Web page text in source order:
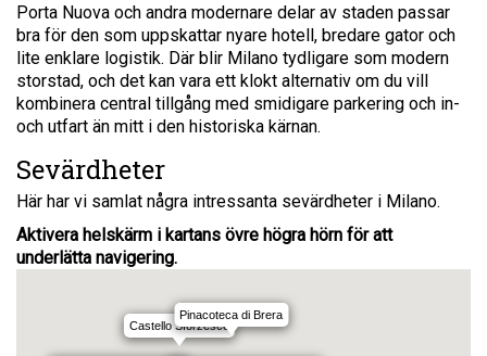
Porta Nuova och andra modernare delar av staden passar
bra för den som uppskattar nyare hotell, bredare gator och
lite enklare logistik. Där blir Milano tydligare som modern
storstad, och det kan vara ett klokt alternativ om du vill
kombinera central tillgång med smidigare parkering och in-
och utfart än mitt i den historiska kärnan.
Sevärdheter
Här har vi samlat några intressanta sevärdheter i Milano.
Aktivera helskärm i kartans övre högra hörn för att
underlätta navigering.
Castello Sforzesco
Pinacoteca di Brera